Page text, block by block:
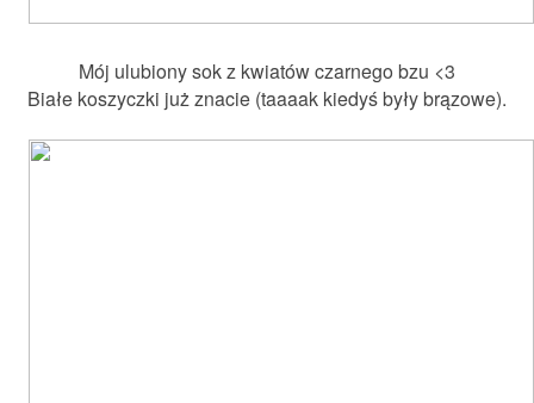
Mój ulubiony sok z kwiatów czarnego bzu <3
Białe koszyczki już znacie (taaaak kiedyś były brązowe).